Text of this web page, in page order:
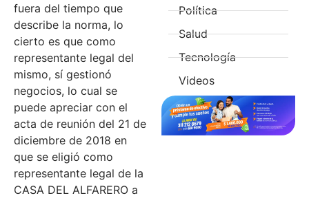
fuera del tiempo que
describe la norma, lo
cierto es que como
representante legal del
mismo, sí gestionó
negocios, lo cual se
puede apreciar con el
acta de reunión del 21 de
diciembre de 2018 en
que se eligió como
representante legal de la
CASA DEL ALFARERO a
Política
Salud
Tecnología
Videos